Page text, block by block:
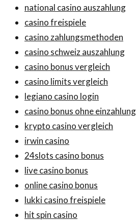
national casino auszahlung
casino freispiele
casino zahlungsmethoden
casino schweiz auszahlung
casino bonus vergleich
casino limits vergleich
legiano casino login
casino bonus ohne einzahlung
krypto casino vergleich
irwin casino
24slots casino bonus
live casino bonus
online casino bonus
lukki casino freispiele
hit spin casino